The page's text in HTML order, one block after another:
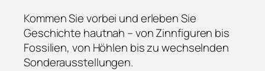
Kommen Sie vorbei und erleben Sie
Geschichte hautnah – von Zinnfiguren bis
Fossilien, von Höhlen bis zu wechselnden
Sonderausstellungen.